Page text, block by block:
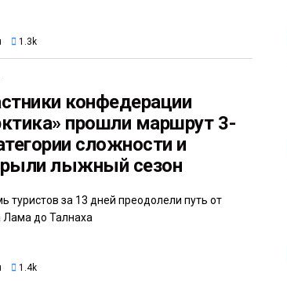
1.3k
конфедерации
прошли маршрут 3-
сложности и
лыжный сезон
туристов за 13 дней преодолели путь от
Лама до Талнаха
1.4k